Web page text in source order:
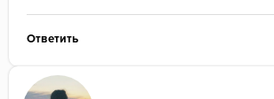
Ответить